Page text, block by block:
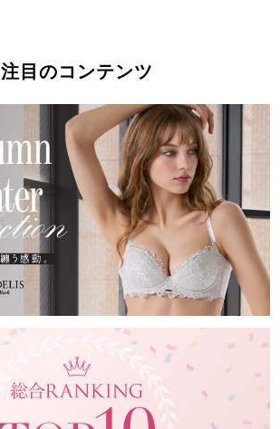
注目のコンテンツ